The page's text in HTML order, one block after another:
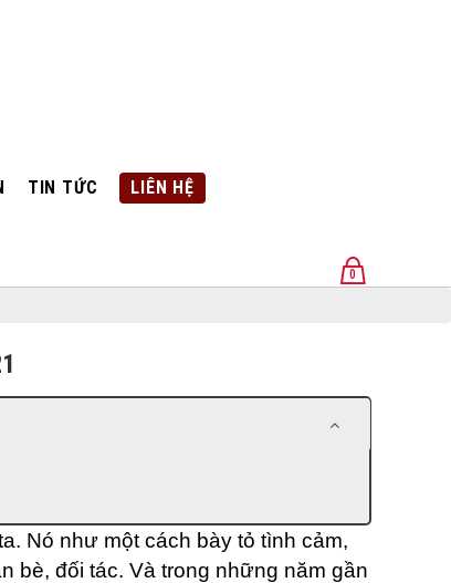
TIN TỨC LIÊN HỆ
0
Nó như một cách bày tỏ tình cảm,
bè, đối tác. Và trong những năm gần